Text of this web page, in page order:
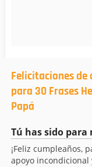
Felicitaciones
para 30 Frases
Papá
Tú has sido
¡Feliz cumpleaños,
apoyo incondicional